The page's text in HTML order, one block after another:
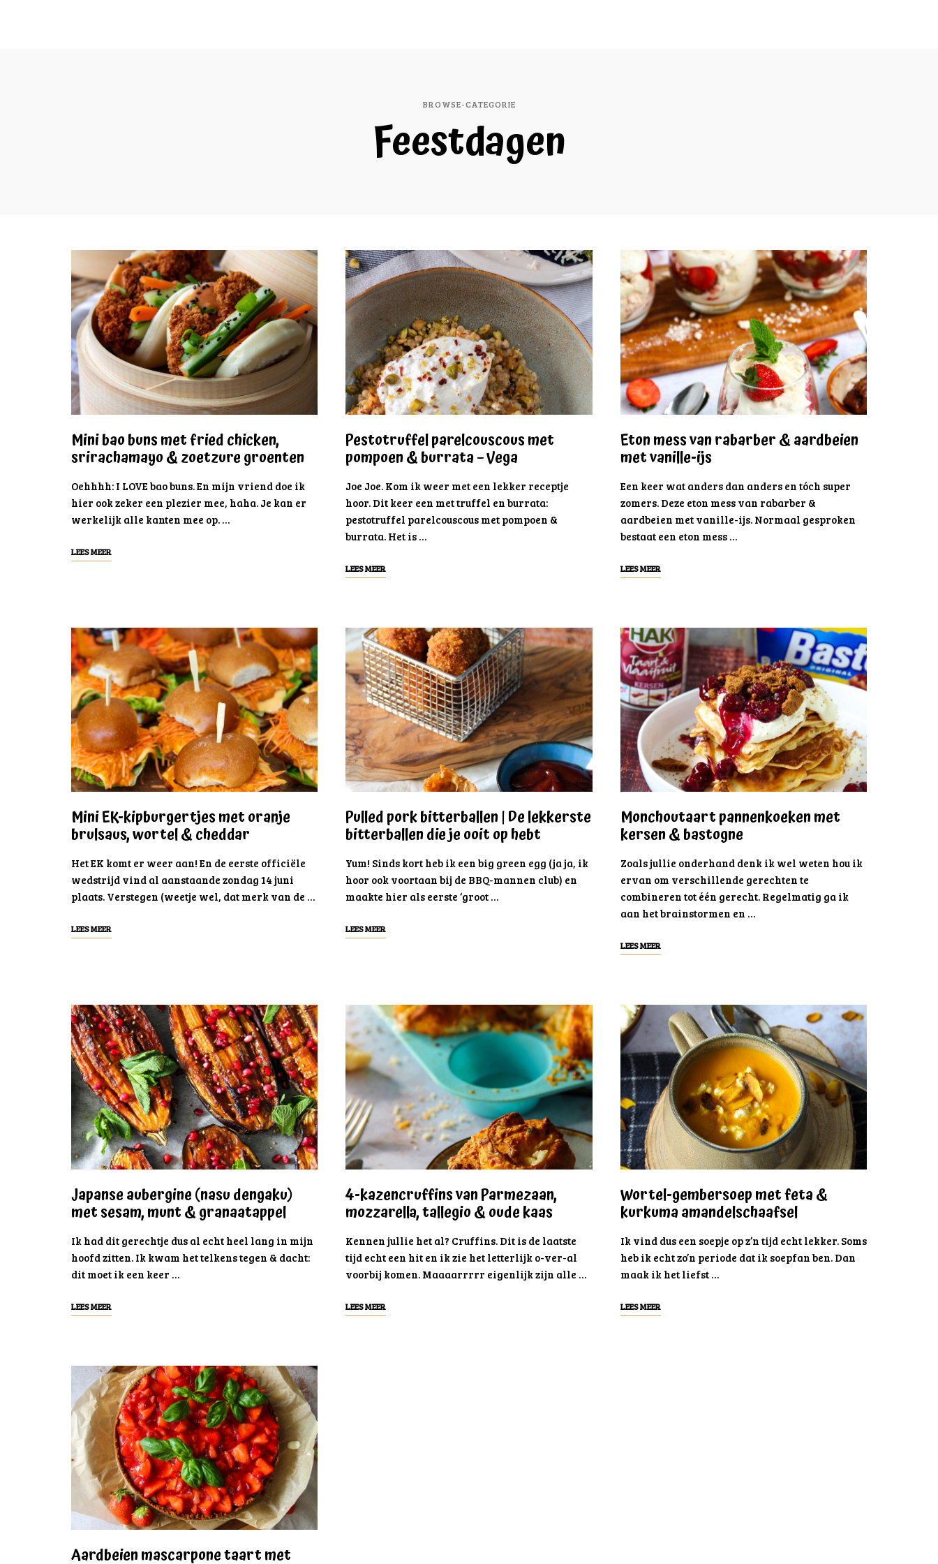
BROWSE-CATEGORIE
Feestdagen
Mini bao buns met fried chicken,
srirachamayo & zoetzure groenten
Oehhhh: I LOVE bao buns. En mijn vriend doe ik
hier ook zeker een plezier mee, haha. Je kan er
werkelijk alle kanten mee op. …
LEES MEER
Pestotruffel parelcouscous met
pompoen & burrata – Vega
Joe Joe. Kom ik weer met een lekker receptje
hoor. Dit keer een met truffel en burrata:
pestotruffel parelcouscous met pompoen &
burrata. Het is …
LEES MEER
Eton mess van rabarber & aardbeien
met vanille-ijs
Een keer wat anders dan anders en tóch super
zomers. Deze eton mess van rabarber &
aardbeien met vanille-ijs. Normaal gesproken
bestaat een eton mess …
LEES MEER
Mini EK-kipburgertjes met oranje
brulsaus, wortel & cheddar
Het EK komt er weer aan! En de eerste officiële
wedstrijd vind al aanstaande zondag 14 juni
plaats. Verstegen (weetje wel, dat merk van de …
LEES MEER
Pulled pork bitterballen | De lekkerste
bitterballen die je ooit op hebt
Yum! Sinds kort heb ik een big green egg (ja ja, ik
hoor ook voortaan bij de BBQ-mannen club) en
maakte hier als eerste ‘groot …
LEES MEER
Monchoutaart pannenkoeken met
kersen & bastogne
Zoals jullie onderhand denk ik wel weten hou ik
ervan om verschillende gerechten te
combineren tot één gerecht. Regelmatig ga ik
aan het brainstormen en …
LEES MEER
Japanse aubergine (nasu dengaku)
met sesam, munt & granaatappel
Ik had dit gerechtje dus al echt heel lang in mijn
hoofd zitten. Ik kwam het telkens tegen & dacht:
dit moet ik een keer …
LEES MEER
4-kazencruffins van Parmezaan,
mozzarella, tallegio & oude kaas
Kennen jullie het al? Cruffins. Dit is de laatste
tijd echt een hit en ik zie het letterlijk o-ver-al
voorbij komen. Maaaarrrrr eigenlijk zijn alle …
LEES MEER
Wortel-gembersoep met feta &
kurkuma amandelschaafsel
Ik vind dus een soepje op z’n tijd echt lekker. Soms
heb ik echt zo’n periode dat ik soepfan ben. Dan
maak ik het liefst …
LEES MEER
Aardbeien mascarpone taart met